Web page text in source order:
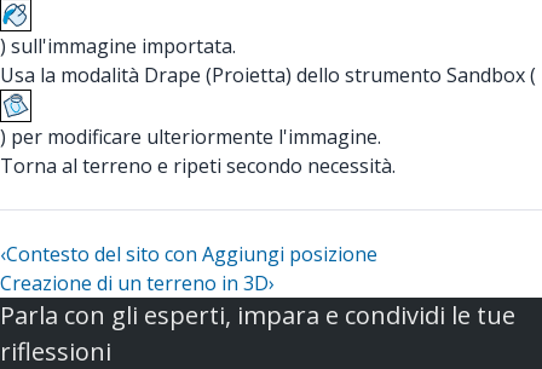
) sull'immagine importata.
Usa la modalità Drape (Proietta) dello strumento Sandbox (
) per modificare ulteriormente l'immagine.
Torna al terreno e ripeti secondo necessità.
‹Contesto del sito con Aggiungi posizione
Creazione di un terreno in 3D›
Parla con gli esperti, impara e condividi le tue
riflessioni